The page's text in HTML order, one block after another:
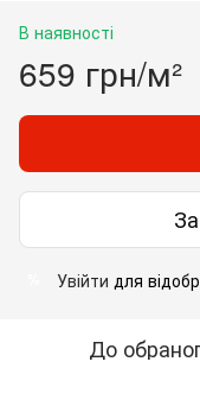
В наявності
659 грн/м²
Увійти для
До